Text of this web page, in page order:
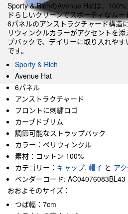
Sporty & RichのAvenue Hatは、
ドらしいクリーンでスポーティなムー
6パネルのアンストラクチャード構造
リウィンクルカラーがアクセントを
プバックで、デイリーに取り入れや
です。
Sporty & Rich
Avenue Hat
6パネル
アンストラクチャード
フロントに刺繍ロゴ
カーブドブリム
調節可能なストラップバック
カラー：ペリウィンクル
素材：コットン 100%
カテゴリー： キャップ, 帽子 と ア
ベンダーコード: AC04076083BL43
おおよそのサイズ：
つば幅：7cm